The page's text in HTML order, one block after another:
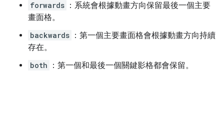
forwards ：系統會根據動畫方向保留最後一個主要
畫面格。
backwards ：第一個主要畫面格會根據動畫方向持續
存在。
both ：第一個和最後一個關鍵影格都會保留。